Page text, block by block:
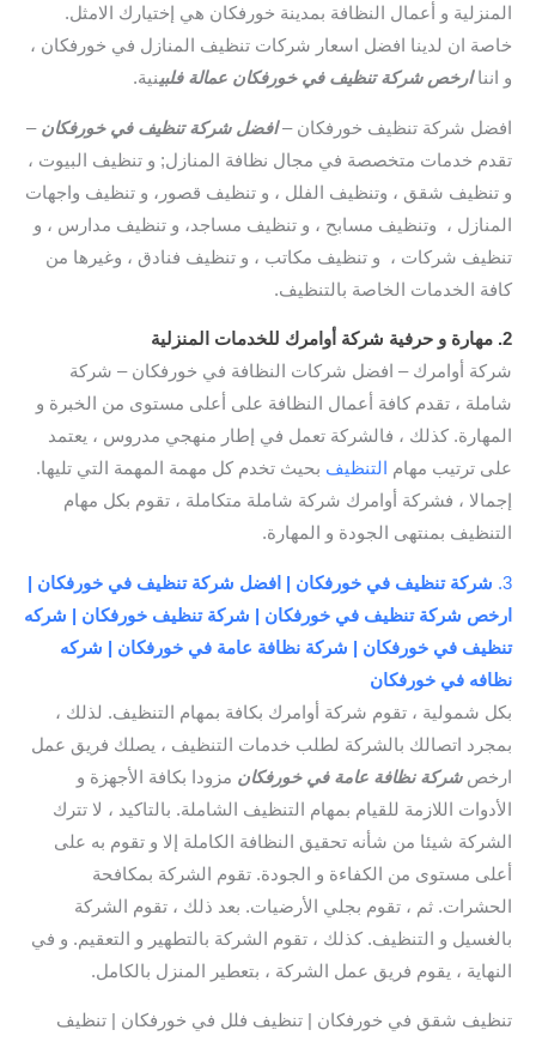
المنزلية و أعمال النظافة بمدينة خورفكان هي إختيارك الامثل.
خاصة ان لدينا افضل اسعار شركات تنظيف المنازل في خورفكان ،
و انناارخص شركة تنظيف في خورفكان عمالة فلبينية.
افضل شركة تنظيف خورفكان –افضل شركة تنظيف في خورفكان –
تقدم خدمات متخصصة في مجال نظافة المنازل; و تنظيف البيوت ،
و تنظيف شقق ، وتنظيف الفلل ، و تنظيف قصور، و تنظيف واجهات
المنازل ، وتنظيف مسابح ، و تنظيف مساجد، و تنظيف مدارس ، و
تنظيف شركات ، و تنظيف مكاتب ، و تنظيف فنادق ، وغيرها من
كافة الخدمات الخاصة بالتنظيف.
2. مهارة و حرفية شركة أوامرك للخدمات المنزلية
شركة أوامرك – افضل شركات النظافة في خورفكان – شركة
شاملة ، تقدم كافة أعمال النظافة على أعلى مستوى من الخبرة و
المهارة. كذلك ، فالشركة تعمل في إطار منهجي مدروس ، يعتمد
على ترتيب مهام التنظيف بحيث تخدم كل مهمة المهمة التي تليها.
إجمالا ، فشركة أوامرك شركة شاملة متكاملة ، تقوم بكل مهام
التنظيف بمنتهى الجودة و المهارة.
3. شركة تنظيف في خورفكان | افضل شركة تنظيف في خورفكان |
ارخص شركة تنظيف في خورفكان | شركة تنظيف خورفكان | شركه
تنظيف في خورفكان | شركة نظافة عامة في خورفكان | شركه
نظافه في خورفكان
بكل شمولية ، تقوم شركة أوامرك بكافة بمهام التنظيف. لذلك ،
بمجرد اتصالك بالشركة لطلب خدمات التنظيف ، يصلك فريق عمل
ارخصشركة نظافة عامة في خورفكان مزودا بكافة الأجهزة و
الأدوات اللازمة للقيام بمهام التنظيف الشاملة. بالتاكيد ، لا تترك
الشركة شيئا من شأنه تحقيق النظافة الكاملة إلا و تقوم به على
أعلى مستوى من الكفاءة و الجودة. تقوم الشركة بمكافحة
الحشرات. ثم ، تقوم بجلي الأرضيات. بعد ذلك ، تقوم الشركة
بالغسيل و التنظيف. كذلك ، تقوم الشركة بالتطهير و التعقيم. و في
النهاية ، يقوم فريق عمل الشركة ، بتعطير المنزل بالكامل.
تنظيف شقق في خورفكان | تنظيف فلل في خورفكان | تنظيف